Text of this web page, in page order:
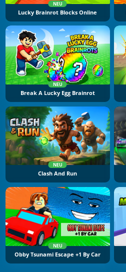
NEU
Lucky Brainrot Blocks Online
NEU
Break A Lucky Egg Brainrot
NEU
Clash And Run
NEU
Obby Tsunami Escape +1 By Car